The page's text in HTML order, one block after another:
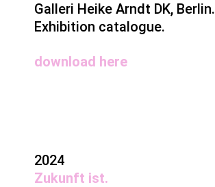
Galleri Heike Arndt DK, Berlin.
Exhibition catalogue.
download here
2024
Zukunft ist.